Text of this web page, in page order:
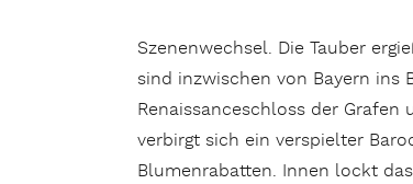
Szenenwechsel. Die Tauber
sind inzwischen von Bayern ins
Renaissanceschloss der
verbirgt sich ein verspielter
Blumenrabatten. Innen lockt